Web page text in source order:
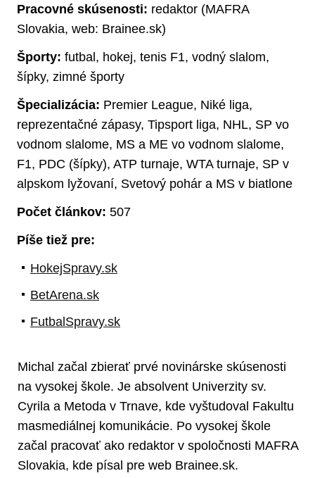
Pracovné skúsenosti: redaktor (MAFRA
Slovakia, web: Brainee.sk)
Športy: futbal, hokej, tenis F1, vodný slalom,
šípky, zimné športy
Špecializácia: Premier League, Niké liga,
reprezentačné zápasy, Tipsport liga, NHL, SP vo
vodnom slalome, MS a ME vo vodnom slalome,
F1, PDC (šípky), ATP turnaje, WTA turnaje, SP v
alpskom lyžovaní, Svetový pohár a MS v biatlone
Počet článkov: 507
Píše tiež pre:
HokejSpravy.sk
BetArena.sk
FutbalSpravy.sk
Michal začal zbierať prvé novinárske skúsenosti
na vysokej škole. Je absolvent Univerzity sv.
Cyrila a Metoda v Trnave, kde vyštudoval Fakultu
masmediálnej komunikácie. Po vysokej škole
začal pracovať ako redaktor v spoločnosti MAFRA
Slovakia, kde písal pre web Brainee.sk.